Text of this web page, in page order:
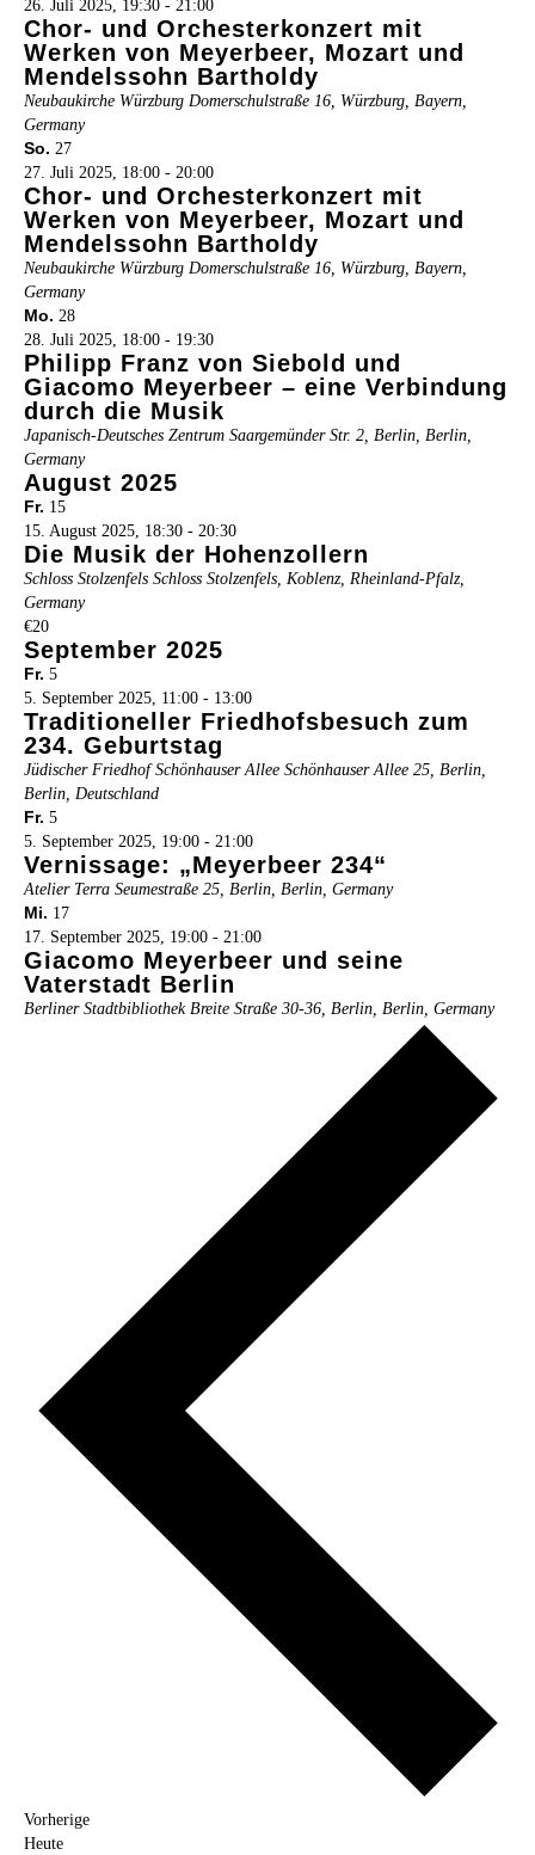
26. Juli 2025, 19:30- 21:00
Chor- und Orchesterkonzert mit
Werken von Meyerbeer, Mozart und
Mendelssohn Bartholdy
Neubaukirche Würzburg Domerschulstraße 16, Würzburg, Bayern,
Germany
So. 27
27. Juli 2025, 18:00- 20:00
Chor- und Orchesterkonzert mit
Werken von Meyerbeer, Mozart und
Mendelssohn Bartholdy
Neubaukirche Würzburg Domerschulstraße 16, Würzburg, Bayern,
Germany
Mo. 28
28. Juli 2025, 18:00- 19:30
Philipp Franz von Siebold und
Giacomo Meyerbeer – eine Verbindung
durch die Musik
Japanisch-Deutsches Zentrum Saargemünder Str. 2, Berlin, Berlin,
Germany
August 2025
Fr. 15
15. August 2025, 18:30- 20:30
Die Musik der Hohenzollern
Schloss Stolzenfels Schloss Stolzenfels, Koblenz, Rheinland-Pfalz,
Germany
€20
September 2025
Fr. 5
5. September 2025, 11:00- 13:00
Traditioneller Friedhofsbesuch zum
234. Geburtstag
Jüdischer Friedhof Schönhauser Allee Schönhauser Allee 25, Berlin,
Berlin, Deutschland
Fr. 5
5. September 2025, 19:00- 21:00
Vernissage: „Meyerbeer 234“
Atelier Terra Seumestraße 25, Berlin, Berlin, Germany
Mi. 17
17. September 2025, 19:00- 21:00
Giacomo Meyerbeer und seine
Vaterstadt Berlin
Berliner Stadtbibliothek Breite Straße 30-36, Berlin, Berlin, Germany
VorherigeVeranstaltungen
Heute